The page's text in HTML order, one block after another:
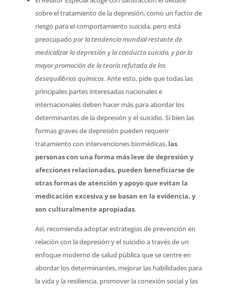
sobre el tratamiento de la depresión, como un factor de
riesgo para el comportamiento suicida, pero está
preocupado por la tendencia mundial restante de
medicalizar la depresión y la conducta suicida, y por la
mayor promoción de la teoría refutada de los
desequilibrios químicos. Ante esto, pide que todas las
principales partes interesadas nacionales e
internacionales deben hacer más para abordar los
determinantes de la depresión y el suicidio. Si bien las
formas graves de depresión pueden requerir
tratamiento con intervenciones biomédicas, las
personas con una forma más leve de depresión y
afecciones relacionadas, pueden beneficiarse de
otras formas de atención y apoyo que evitan la
medicación excesiva y se basan en la evidencia, y
son culturalmente apropiadas.
Así, recomienda adoptar estrategias de prevención en
relación con la depresión y el suicidio a través de un
enfoque moderno de salud pública que se centre en
abordar los determinantes, mejorar las habilidades para
la vida y la resiliencia, promover la conexión social y las